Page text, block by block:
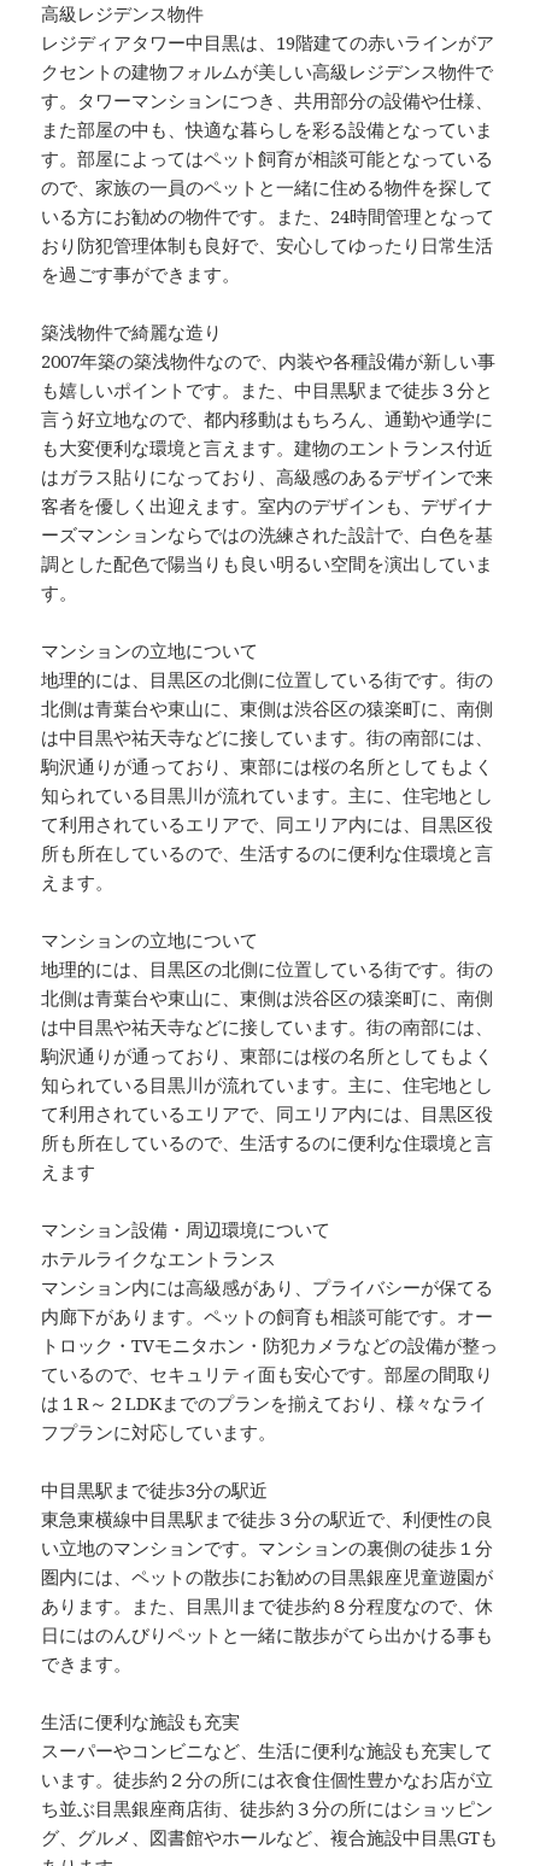
高級レジデンス物件
レジディアタワー中目黒は、19階建ての赤いラインがア
クセントの建物フォルムが美しい高級レジデンス物件で
す。タワーマンションにつき、共用部分の設備や仕様、
また部屋の中も、快適な暮らしを彩る設備となっていま
す。部屋によってはペット飼育が相談可能となっている
ので、家族の一員のペットと一緒に住める物件を探して
いる方にお勧めの物件です。また、24時間管理となって
おり防犯管理体制も良好で、安心してゆったり日常生活
を過ごす事ができます。
築浅物件で綺麗な造り
2007年築の築浅物件なので、内装や各種設備が新しい事
も嬉しいポイントです。また、中目黒駅まで徒歩３分と
言う好立地なので、都内移動はもちろん、通勤や通学に
も大変便利な環境と言えます。建物のエントランス付近
はガラス貼りになっており、高級感のあるデザインで来
客者を優しく出迎えます。室内のデザインも、デザイナ
ーズマンションならではの洗練された設計で、白色を基
調とした配色で陽当りも良い明るい空間を演出していま
す。
マンションの立地について
地理的には、目黒区の北側に位置している街です。街の
北側は青葉台や東山に、東側は渋谷区の猿楽町に、南側
は中目黒や祐天寺などに接しています。街の南部には、
駒沢通りが通っており、東部には桜の名所としてもよく
知られている目黒川が流れています。主に、住宅地とし
て利用されているエリアで、同エリア内には、目黒区役
所も所在しているので、生活するのに便利な住環境と言
えます。
マンションの立地について
地理的には、目黒区の北側に位置している街です。街の
北側は青葉台や東山に、東側は渋谷区の猿楽町に、南側
は中目黒や祐天寺などに接しています。街の南部には、
駒沢通りが通っており、東部には桜の名所としてもよく
知られている目黒川が流れています。主に、住宅地とし
て利用されているエリアで、同エリア内には、目黒区役
所も所在しているので、生活するのに便利な住環境と言
えます
マンション設備・周辺環境について
ホテルライクなエントランス
マンション内には高級感があり、プライバシーが保てる
内廊下があります。ペットの飼育も相談可能です。オー
トロック・TVモニタホン・防犯カメラなどの設備が整っ
ているので、セキュリティ面も安心です。部屋の間取り
は１R～２LDKまでのプランを揃えており、様々なライ
フプランに対応しています。
中目黒駅まで徒歩3分の駅近
東急東横線中目黒駅まで徒歩３分の駅近で、利便性の良
い立地のマンションです。マンションの裏側の徒歩１分
圏内には、ペットの散歩にお勧めの目黒銀座児童遊園が
あります。また、目黒川まで徒歩約８分程度なので、休
日にはのんびりペットと一緒に散歩がてら出かける事も
できます。
生活に便利な施設も充実
スーパーやコンビニなど、生活に便利な施設も充実して
います。徒歩約２分の所には衣食住個性豊かなお店が立
ち並ぶ目黒銀座商店街、徒歩約３分の所にはショッピン
グ、グルメ、図書館やホールなど、複合施設中目黒GTも